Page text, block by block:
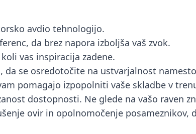
avdio tehnologijo.
da brez napora izboljša vaš zvok.
vas inspiracija zadene.
se osredotočite na ustvarjalnost
pomagajo izpopolniti vaše skladbe v
dostopnosti. Ne glede na vašo raven
ovir in opolnomočenje posameznikov,